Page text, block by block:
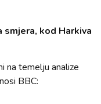
smjera, kod Harkiva
na temelju analize
BBC: